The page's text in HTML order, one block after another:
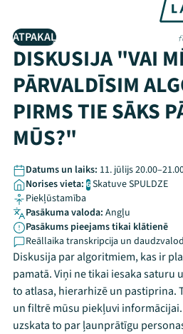
ATPAKAĻ
DISKUSIJA "VAI
PĀRVALDĪSIM
PIRMS TIE SĀKS
MŪS?"
Datums un laiks: 11. jūlijs
Norises vieta: 6Skatuve SPULDZE
Piekļūstamība
Pasākuma valoda: Angļu
Pasākums pieejams tikai klātienē
Reāllaika transkripcija un
Diskusija par algoritmiem, kas ir
pamatā. Viņi ne tikai iesaka saturu
to atlasa, hierarhizē un pastiprina.
un filtrē mūsu piekļuvi
uzskata to par ļaunprātīgu